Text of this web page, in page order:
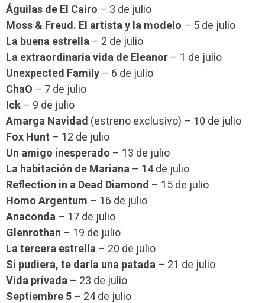
Águilas de El Cairo – 3 de julio
Moss & Freud. El artista y la modelo – 5 de julio
La buena estrella – 2 de julio
La extraordinaria vida de Eleanor – 1 de julio
Unexpected Family – 6 de julio
ChaO – 7 de julio
Ick – 9 de julio
Amarga Navidad (estreno exclusivo) – 10 de julio
Fox Hunt – 12 de julio
Un amigo inesperado – 13 de julio
La habitación de Mariana – 14 de julio
Reflection in a Dead Diamond – 15 de julio
Homo Argentum – 16 de julio
Anaconda – 17 de julio
Glenrothan – 19 de julio
La tercera estrella – 20 de julio
Si pudiera, te daría una patada – 21 de julio
Vida privada – 23 de julio
Septiembre 5 – 24 de julio